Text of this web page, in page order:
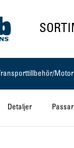
Transporttillbehör/
Detaljer Passar